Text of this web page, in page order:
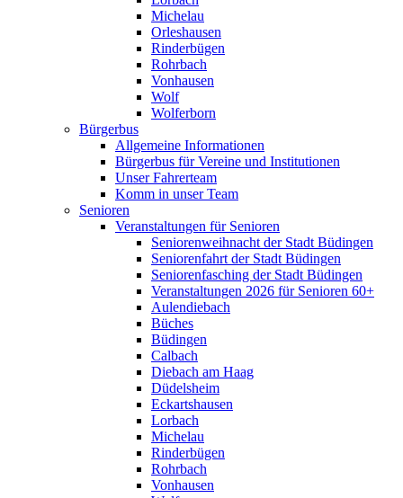
Michelau
Orleshausen
Rinderbügen
Rohrbach
Vonhausen
Wolf
Wolferborn
Bürgerbus
Allgemeine Informationen
Bürgerbus für Vereine und Institutionen
Unser Fahrerteam
Komm in unser Team
Senioren
Veranstaltungen für Senioren
Seniorenweihnacht der Stadt Büdingen
Seniorenfahrt der Stadt Büdingen
Seniorenfasching der Stadt Büdingen
Veranstaltungen 2026 für Senioren 60+
Aulendiebach
Büches
Büdingen
Calbach
Diebach am Haag
Düdelsheim
Eckartshausen
Lorbach
Michelau
Rinderbügen
Rohrbach
Vonhausen